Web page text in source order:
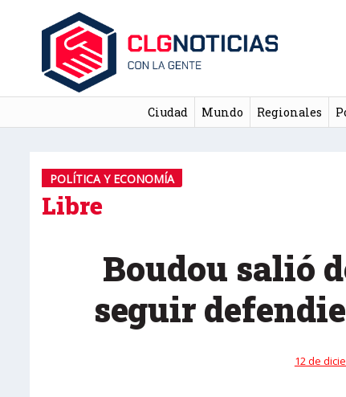
Ciudad Mundo Regionales
POLÍTICA Y ECONOMÍA
Libre
Boudou salió
seguir
12 de